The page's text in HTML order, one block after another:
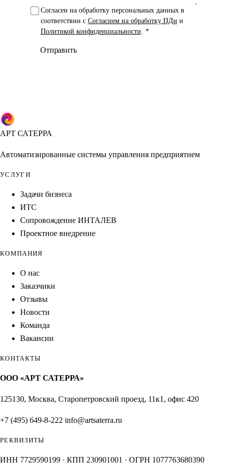
Согласен на обработку персональных данных в
соответствии с Согласием на обработку ПДн и
Политикой конфиденциальности. *
Отправить
АРТ САТЕРРА
Автоматизированные системы управления предприятием
УСЛУГИ
Задачи бизнеса
ИТС
Сопровождение ИНТАЛЕВ
Проектное внедрение
КОМПАНИЯ
О нас
Заказчики
Отзывы
Новости
Команда
Вакансии
КОНТАКТЫ
ООО «АРТ САТЕРРА»
125130, Москва, Старопетровский проезд, 11к1, офис 420
+7 (495) 649-8-222 info@artsaterra.ru
РЕКВИЗИТЫ
ИНН 7729590199 · КПП 230901001 · ОГРН 1077763680390